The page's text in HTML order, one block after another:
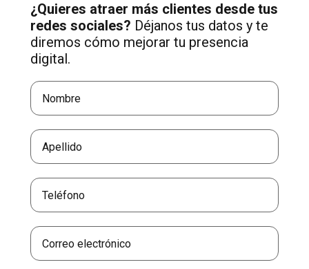
¿Quieres atraer más clientes desde tus
redes sociales? Déjanos tus datos y te
diremos cómo mejorar tu presencia
digital.